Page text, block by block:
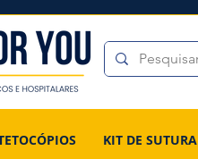
KIT DE SUTURA